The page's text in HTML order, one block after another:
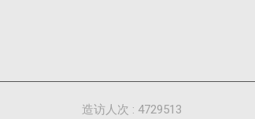
造访人次 : 4729513